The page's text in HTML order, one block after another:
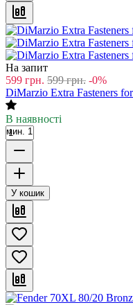
На запит
599 грн. 599 грн. -0%
DiMarzio Extra Fasteners
В наявності
мин. 1
У кошик